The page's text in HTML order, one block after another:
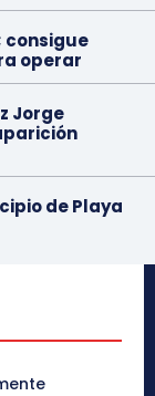
consigue
operar
Jorge
de Playa